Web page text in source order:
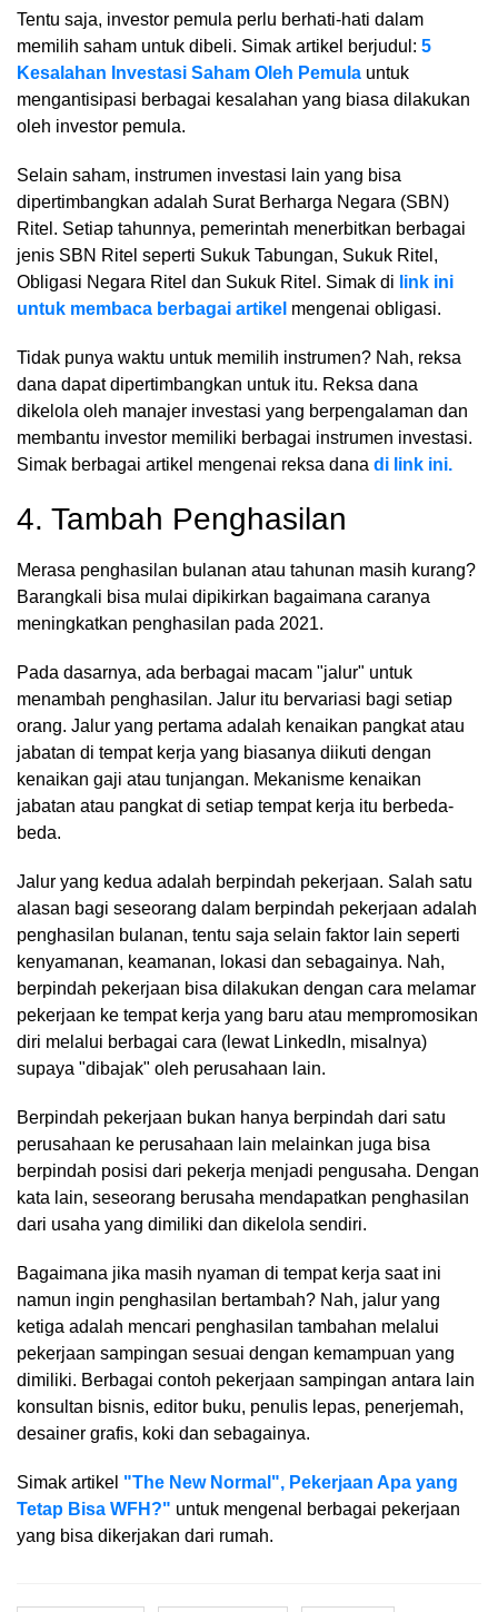
Tentu saja, investor pemula perlu berhati-hati dalam
memilih saham untuk dibeli. Simak artikel berjudul: 5
Kesalahan Investasi Saham Oleh Pemula untuk
mengantisipasi berbagai kesalahan yang biasa dilakukan
oleh investor pemula.
Selain saham, instrumen investasi lain yang bisa
dipertimbangkan adalah Surat Berharga Negara (SBN)
Ritel. Setiap tahunnya, pemerintah menerbitkan berbagai
jenis SBN Ritel seperti Sukuk Tabungan, Sukuk Ritel,
Obligasi Negara Ritel dan Sukuk Ritel. Simak di link ini
untuk membaca berbagai artikel mengenai obligasi.
Tidak punya waktu untuk memilih instrumen? Nah, reksa
dana dapat dipertimbangkan untuk itu. Reksa dana
dikelola oleh manajer investasi yang berpengalaman dan
membantu investor memiliki berbagai instrumen investasi.
Simak berbagai artikel mengenai reksa dana di link ini.
4. Tambah Penghasilan
Merasa penghasilan bulanan atau tahunan masih kurang?
Barangkali bisa mulai dipikirkan bagaimana caranya
meningkatkan penghasilan pada 2021.
Pada dasarnya, ada berbagai macam "jalur" untuk
menambah penghasilan. Jalur itu bervariasi bagi setiap
orang. Jalur yang pertama adalah kenaikan pangkat atau
jabatan di tempat kerja yang biasanya diikuti dengan
kenaikan gaji atau tunjangan. Mekanisme kenaikan
jabatan atau pangkat di setiap tempat kerja itu berbeda-
beda.
Jalur yang kedua adalah berpindah pekerjaan. Salah satu
alasan bagi seseorang dalam berpindah pekerjaan adalah
penghasilan bulanan, tentu saja selain faktor lain seperti
kenyamanan, keamanan, lokasi dan sebagainya. Nah,
berpindah pekerjaan bisa dilakukan dengan cara melamar
pekerjaan ke tempat kerja yang baru atau mempromosikan
diri melalui berbagai cara (lewat LinkedIn, misalnya)
supaya "dibajak" oleh perusahaan lain.
Berpindah pekerjaan bukan hanya berpindah dari satu
perusahaan ke perusahaan lain melainkan juga bisa
berpindah posisi dari pekerja menjadi pengusaha. Dengan
kata lain, seseorang berusaha mendapatkan penghasilan
dari usaha yang dimiliki dan dikelola sendiri.
Bagaimana jika masih nyaman di tempat kerja saat ini
namun ingin penghasilan bertambah? Nah, jalur yang
ketiga adalah mencari penghasilan tambahan melalui
pekerjaan sampingan sesuai dengan kemampuan yang
dimiliki. Berbagai contoh pekerjaan sampingan antara lain
konsultan bisnis, editor buku, penulis lepas, penerjemah,
desainer grafis, koki dan sebagainya.
Simak artikel "The New Normal", Pekerjaan Apa yang
Tetap Bisa WFH?" untuk mengenal berbagai pekerjaan
yang bisa dikerjakan dari rumah.